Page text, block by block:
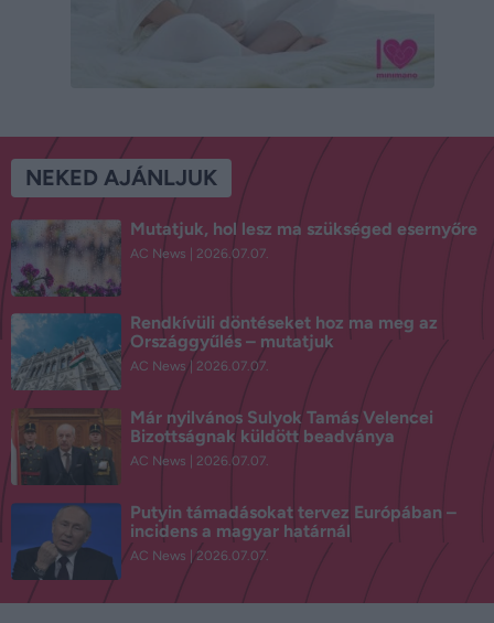
NEKED AJÁNLJUK
Mutatjuk, hol lesz ma szükséged esernyőre
AC News 2026.07.07.
Rendkívüli döntéseket hoz ma meg az
Országgyűlés – mutatjuk
AC News 2026.07.07.
Már nyilvános Sulyok Tamás Velencei
Bizottságnak küldött beadványa
AC News 2026.07.07.
Putyin támadásokat tervez Európában –
incidens a magyar határnál
AC News 2026.07.07.